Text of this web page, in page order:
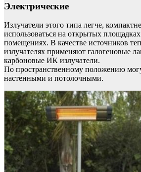
Электрические
Излучатели этого типа легче,
использоваться на открытых
помещениях. В качестве источников
излучателях применяют галогеновые
карбоновые ИК излучатели.
По пространственному положению
настенными и потолочными.